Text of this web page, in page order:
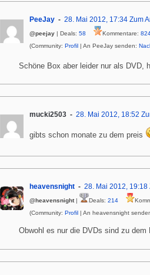
PeeJay 28. Mai 2012, 17:34 Zum
@peejay | Deals: 58 Kommentare:
(Community: Profil | An PeeJay senden:
Schöne Box aber leider nur als DVD,
mucki2503 28. Mai 2012, 18:52
gibts schon monate zu dem preis
heavensnight 28. Mai 2012, 19:18
@heavensnight| Deals: 214
(Community: Profil | An heavensnight
Obwohl es nur die DVDs sind zu